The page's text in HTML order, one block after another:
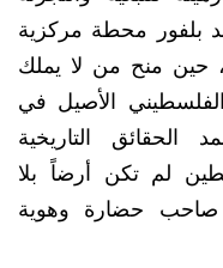
بلفور محطة مركزية
حين منح من لا يملك
الأصيل في
التاريخية
لم تكن أرضاً بلا
حضارة وهوية